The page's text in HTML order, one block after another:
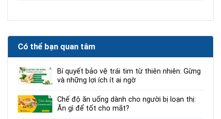
Có thể bạn quan tâm
Bí quyết bảo vệ trái tim từ thiên nhiên: Gừng
và những lợi ích ít ai ngờ
Chế độ ăn uống dành cho người bị loạn thị:
Ăn gì để tốt cho mắt?